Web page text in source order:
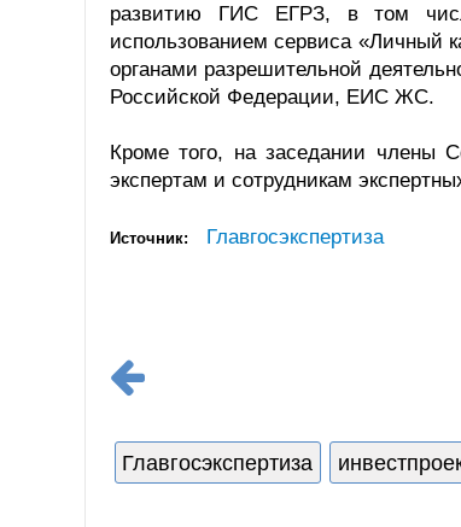
развитию ГИС ЕГРЗ, в том
использованием сервиса «Личный
органами разрешительной
Российской Федерации, ЕИС ЖС.
Кроме того, на заседании члены
экспертам и сотрудникам
Источник: Главгосэкспертиза
Главгосэкспертиза